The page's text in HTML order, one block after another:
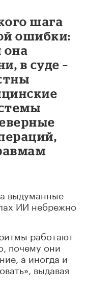
шага
ошибки:
она
в суде –
выдуманные
ИИ небрежно
работают
почему они
а иногда и
выдавая